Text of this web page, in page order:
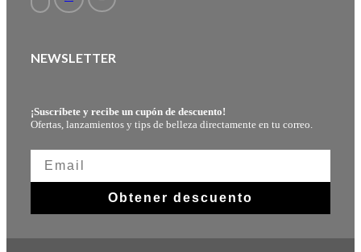
NEWSLETTER
¡Suscríbete y recibe un cupón de descuento!
Ofertas, lanzamientos y tips de belleza directamente en tu correo.
Obtener descuento